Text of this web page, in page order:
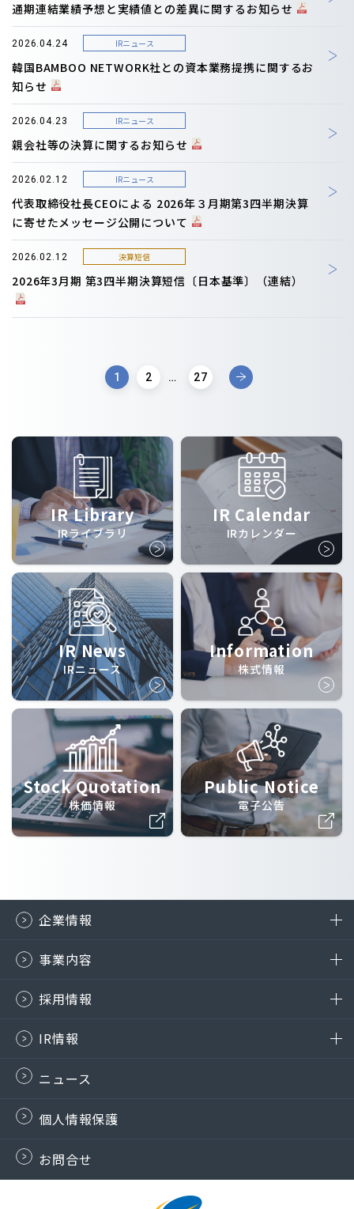
通期連結業績予想と実績値との差異に関するお知らせ
2026.04.24 IRニュース
韓国BAMBOO NETWORK社との資本業務提携に関するお
知らせ
2026.04.23 IRニュース
親会社等の決算に関するお知らせ
2026.02.12 IRニュース
代表取締役社長CEOによる 2026年３月期第3四半期決算
に寄せたメッセージ公開について
2026.02.12 決算短信
2026年3月期 第3四半期決算短信〔日本基準〕（連結）
1 2 … 27
IR Library
IRライブラリ
IR Calendar
IRカレンダー
IR News
IRニュース
Information
株式情報
Stock Quotation
株価情報
Public Notice
電子公告
企業情報
事業内容
採用情報
IR情報
ニュース
個人情報保護
お問合せ